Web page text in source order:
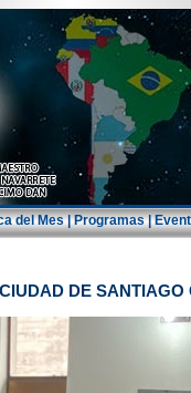
del Mes|Programas|
DE SANTIAGO